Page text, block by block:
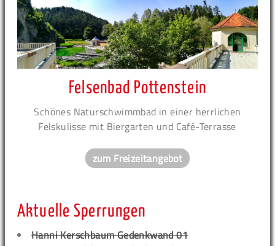
Felsenbad Pottenstein
Schönes Naturschwimmbad in einer herrlichen
Felskulisse mit Biergarten und Café-Terrasse
zum Freizeitangebot
Aktuelle Sperrungen
Hanni Kerschbaum Gedenkwand 01